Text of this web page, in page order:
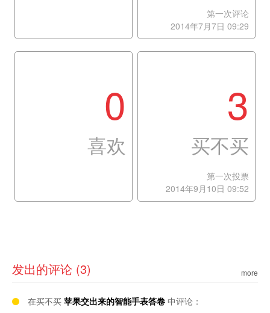
第一次评论
2014年7月7日 09:29
0
喜欢
3
买不买
第一次投票
2014年9月10日 09:52
发出的评论 (3) more
在买不买 苹果交出来的智能手表答卷 中评论：